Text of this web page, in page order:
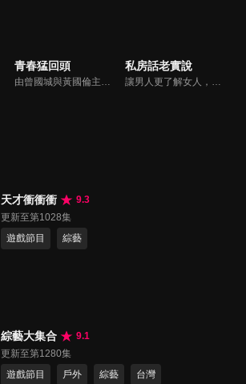
青春猛回頭
由曾國城與黃國倫主持，節目中邀請20位20歲以下青少年組成青春團，另一邊則為年紀相較成熟的藝人來賓為不老團，每集分別就一件青少年必定遇見的事件討論，看兩個不同年代的人們，所擁有的不同看法與立場。帶領讓觀眾一起回到那些年的青春歲月！
私房話老實說
讓男人更了解女人，女人更了解自己 ，揭密女性私房話，讓療癒專家教你更愛自己！由于美人和納豆攜手主持，更多你想知道的女性私密話題都在《私房話老實說》。
天才衝衝衝
9.3
更新至第1028集
遊戲節目
綜藝
綜藝大集合
9.1
更新至第1280集
遊戲節目
戶外 綜藝 台灣